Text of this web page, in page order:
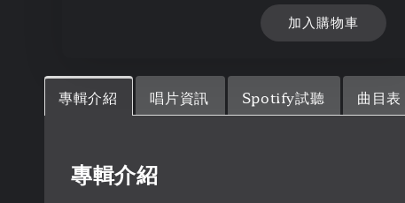
加入購物車
專輯介紹 唱片資訊 Spotify試聽 曲目表
專輯介紹